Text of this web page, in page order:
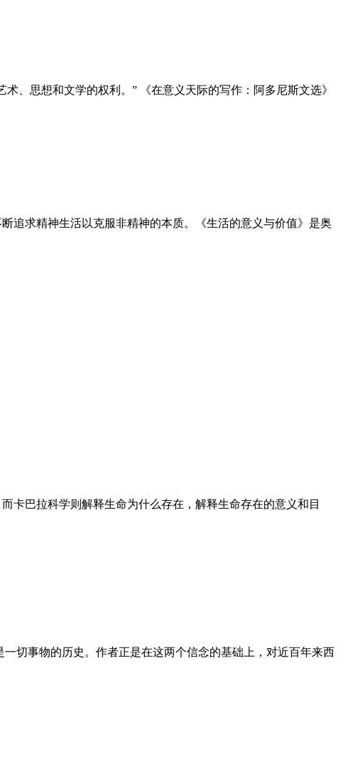
、思想和文学的权利。” 《在意义天际的写作：阿多尼斯文选》
追求精神生活以克服非精神的本质。《生活的意义与价值》是奥
卡巴拉科学则解释生命为什么存在，解释生命存在的意义和目
切事物的历史。作者正是在这两个信念的基础上，对近百年来西